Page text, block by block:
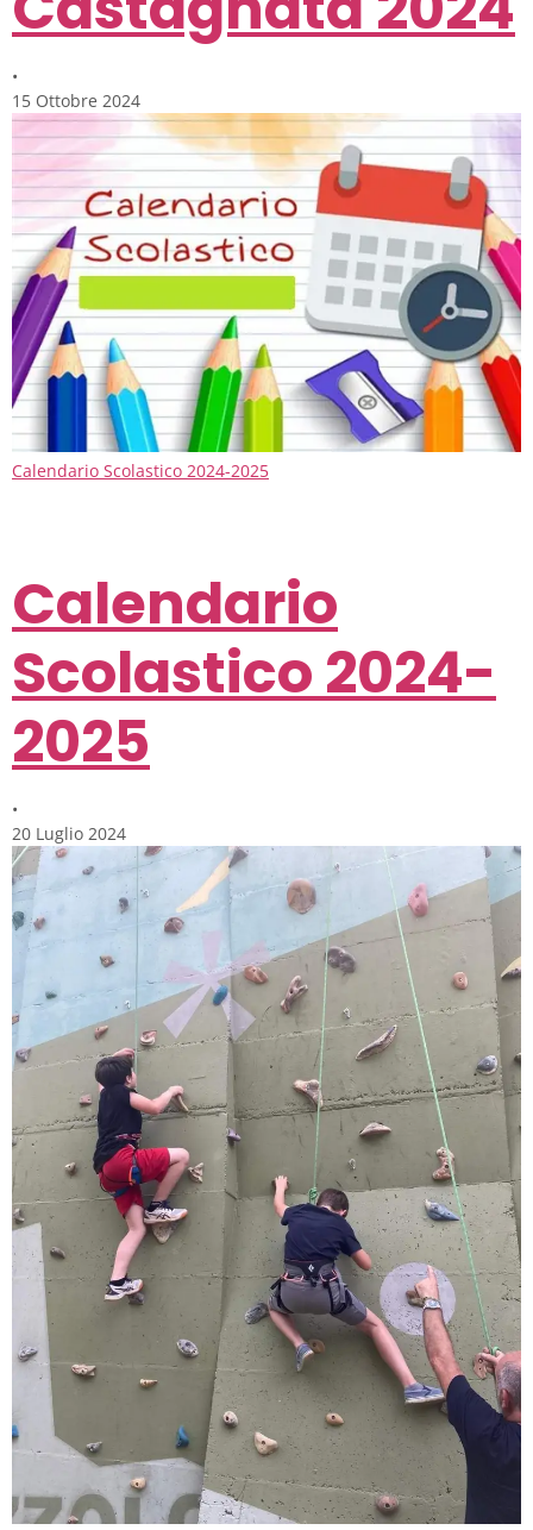
•
15 Ottobre 2024
Calendario Scolastico 2024-2025
Calendario
Scolastico 2024-
2025
•
20 Luglio 2024